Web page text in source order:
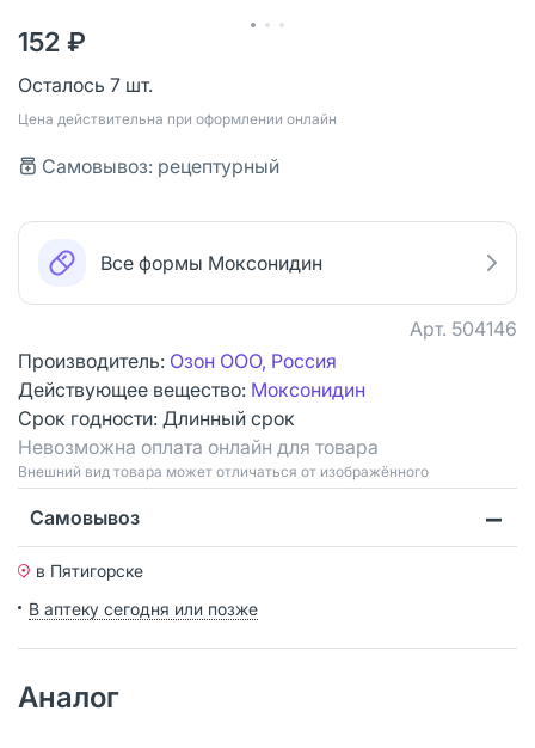
152 ₽
Осталось 7 шт.
Цена действительна при оформлении онлайн
Самовывоз: рецептурный
Все формы Моксонидин
Арт. 504146
Производитель: Озон ООО, Россия
Действующее вещество: Моксонидин
Срок годности: Длинный срок
Невозможна оплата онлайн для товара
Bнешний вид товара может отличаться от изображённого
Самовывоз
в Пятигорске
В аптеку сегодня или позже
Аналог